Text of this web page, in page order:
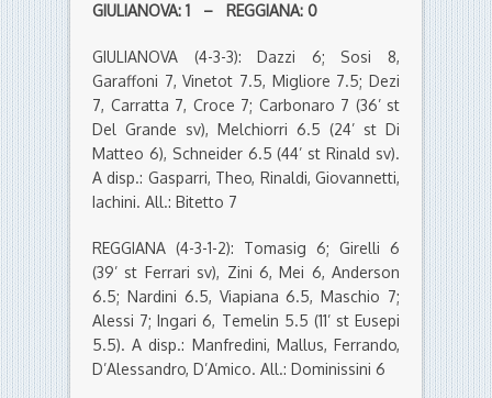
GIULIANOVA: 1 – REGGIANA: 0
GIULIANOVA (4-3-3): Dazzi 6; Sosi 8,
Garaffoni 7, Vinetot 7.5, Migliore 7.5; Dezi
7, Carratta 7, Croce 7; Carbonaro 7 (36’ st
Del Grande sv), Melchiorri 6.5 (24’ st Di
Matteo 6), Schneider 6.5 (44’ st Rinald sv).
A disp.: Gasparri, Theo, Rinaldi, Giovannetti,
Iachini. All.: Bitetto 7
REGGIANA (4-3-1-2): Tomasig 6; Girelli 6
(39’ st Ferrari sv), Zini 6, Mei 6, Anderson
6.5; Nardini 6.5, Viapiana 6.5, Maschio 7;
Alessi 7; Ingari 6, Temelin 5.5 (11’ st Eusepi
5.5). A disp.: Manfredini, Mallus, Ferrando,
D’Alessandro, D’Amico. All.: Dominissini 6